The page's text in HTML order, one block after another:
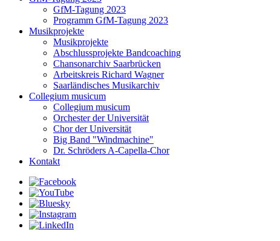
GfM-Tagung 2023
Programm GfM-Tagung 2023
Musikprojekte
Musikprojekte
Abschlussprojekte Bandcoaching
Chansonarchiv Saarbrücken
Arbeitskreis Richard Wagner
Saarländisches Musikarchiv
Collegium musicum
Collegium musicum
Orchester der Universität
Chor der Universität
Big Band "Windmachine"
Dr. Schröders A-Capella-Chor
Kontakt